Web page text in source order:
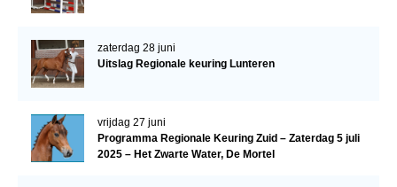
zaterdag 28 juni
Uitslag Regionale keuring Lunteren
vrijdag 27 juni
Programma Regionale Keuring Zuid – Zaterdag 5 juli
2025 – Het Zwarte Water, De Mortel